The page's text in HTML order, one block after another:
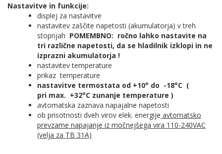
Nastavitve in funkcije:
displej za nastavitve
nastavitev zaščite napetosti (akumulatorja) v treh
stopnjah POMEMBNO: ročno lahko nastavite na
tri različne napetosti, da se hladilnik izklopi in ne
izprazni akumulatorja !
nastavitev temperature
prikaz temperature
nastavitve termostata od +10° do -18°C (
pri max. +32°C zunanje temperature )
avtomatska zaznava napajalne napetosti
ob prisotnosti dveh virov elek. energije avtomatsko
prevzame napajanje iz močnejšega vira 110-240VAC
(velja za TB 31A)